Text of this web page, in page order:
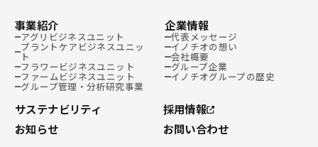
事業紹介
アグリビジネスユニット
プラントケアビジネスユニッ
ト
フラワービジネスユニット
ファームビジネスユニット
グループ管理・分析研究事業
企業情報
代表メッセージ
イノチオの想い
会社概要
グループ企業
イノチオグループの歴史
サステナビリティ
採用情報
お知らせ
お問い合わせ